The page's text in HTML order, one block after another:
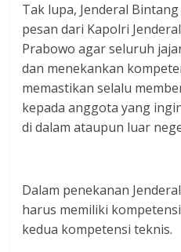
Tak lupa, Jenderal
pesan dari Kapolri
Prabowo agar seluruh
dan menekankan
memastikan selalu
kepada anggota yang
di dalam ataupun luar
Dalam penekanan
harus memiliki
kedua kompetensi teknis.